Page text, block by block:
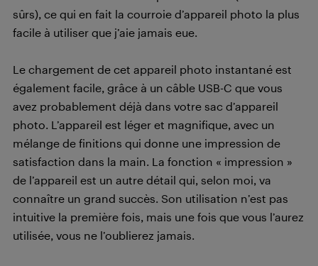
sûrs), ce qui en fait la courroie d’appareil photo la plus
facile à utiliser que j’aie jamais eue.
Le chargement de cet appareil photo instantané est
également facile, grâce à un câble USB-C que vous
avez probablement déjà dans votre sac d’appareil
photo. L’appareil est léger et magnifique, avec un
mélange de finitions qui donne une impression de
satisfaction dans la main. La fonction « impression »
de l’appareil est un autre détail qui, selon moi, va
connaître un grand succès. Son utilisation n’est pas
intuitive la première fois, mais une fois que vous l’aurez
utilisée, vous ne l’oublierez jamais.